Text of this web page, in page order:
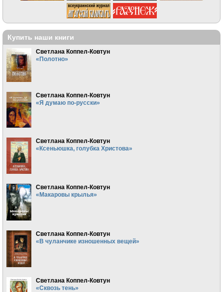
Купить наши книги
Светлана Коппел-Ковтун
«Полотно»
Светлана Коппел-Ковтун
«Я думаю по-русски»
Светлана Коппел-Ковтун
«Ксеньюшка, голубка Христова»
Светлана Коппел-Ковтун
«Макаровы крылья»
Светлана Коппел-Ковтун
«В чуланчике изношенных вещей»
Светлана Коппел-Ковтун
«Сквозь тень»